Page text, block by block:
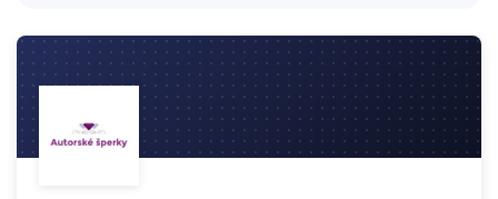
starostí a zajistit efektivní, koordinovaný průběh